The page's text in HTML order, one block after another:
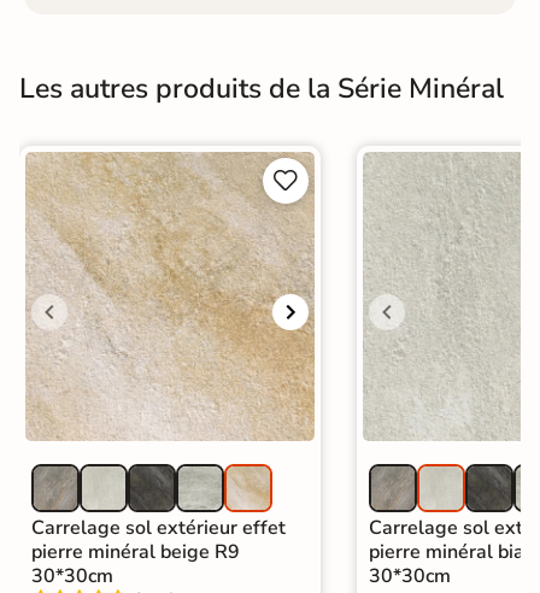
Les autres produits de la Série Minéral


Carrelage sol extérieur effet
pierre minéral beige R9
30*30cm
Carrelage sol
pierre minéral
30*30cm